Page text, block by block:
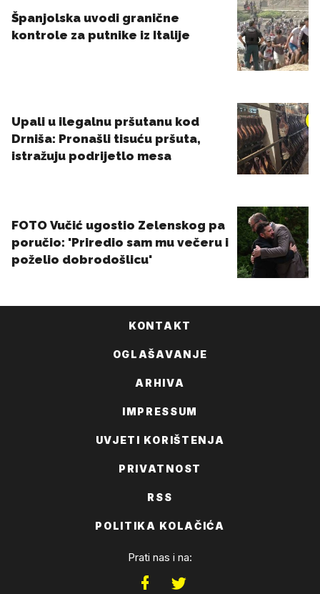
KONTAKT
OGLAŠAVANJE
ARHIVA
IMPRESSUM
UVJETI KORIŠTENJA
PRIVATNOST
RSS
POLITIKA KOLAČIĆA
Prati nas i na: